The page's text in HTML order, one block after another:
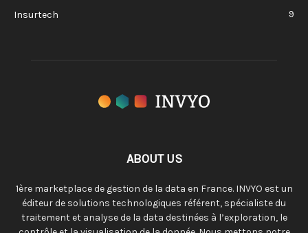
Insurtech
9
ABOUT US
1ère marketplace de gestion de la data en France. INVYO est un
éditeur de solutions technologiques référent, spécialiste du
traitement et analyse de la data destinées à l’exploration, le